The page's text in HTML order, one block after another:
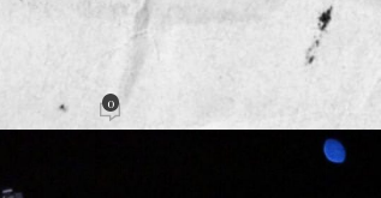
Guzmán regrese a
Ebrard
2023 0